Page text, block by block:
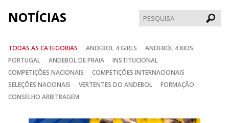
NOTÍCIAS
TODAS AS CATEGORIAS ANDEBOL 4 GIRLS
ANDEBOL 4 KIDS
PORTUGAL
ANDEBOL DE PRAIA
INSTITUCIONAL
COMPETIÇÕES NACIONAIS
COMPETIÇÕES INTERNACIONAIS
SELEÇÕES NACIONAIS
VERTENTES DO ANDEBOL
FORMAÇÃO
CONSELHO ARBITRAGEM